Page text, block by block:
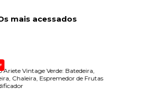
mais acessados
Ariete Vintage Verde: Batedeira,
Chaleira, Espremedor de Frutas